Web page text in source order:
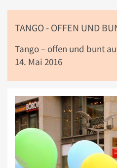
TANGO - OFFEN UND
Tango – offen und bunt
14. Mai 2016